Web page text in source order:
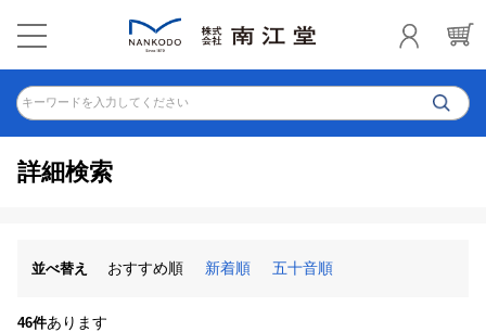
キーワードを入力してください
詳細検索
並べ替え おすすめ順 新着順 五十音順
46件あります